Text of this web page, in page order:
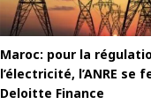
Maroc: pour la
l’électricité, l’ANRE se
Deloitte Finance